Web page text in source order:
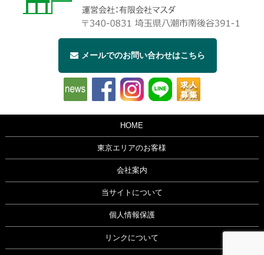
メールでのお問い合わせはこちら
HOME
東京エリアのお客様
会社案内
当サイトについて
個人情報保護
リンクについて